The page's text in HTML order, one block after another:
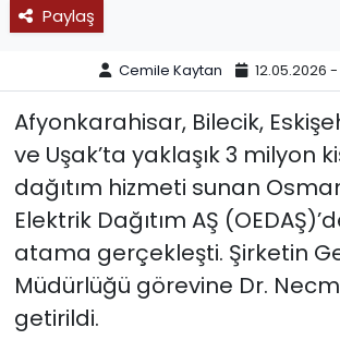
Paylaş
Cemile Kaytan 12.05.2026 -
Afyonkarahisar, Bilecik,
ve Uşak’ta yaklaşık 3 milyon
dağıtım hizmeti sunan
Elektrik Dağıtım AŞ
atama gerçekleşti. Şirketin
Müdürlüğü görevine Dr.
getirildi.